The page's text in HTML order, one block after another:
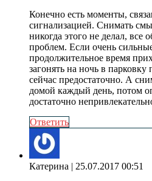
Конечно есть моменты,
сигнализацией. Снимать
никогда этого не делал, все
проблем. Если очень
продолжительное время
загонять на ночь в
сейчас предостаточно. А
домой каждый день, потом
достаточно
Ответить
Катерина | 25.07.2017 00:51